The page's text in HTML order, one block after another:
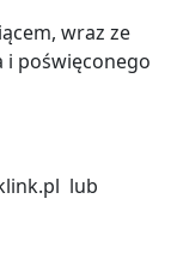
wraz ze
i poświęconego
lub